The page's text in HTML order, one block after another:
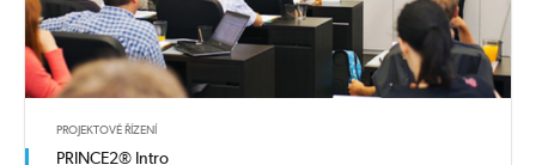
PROJEKTOVÉ ŘÍZENÍ
PRINCE2® Intro